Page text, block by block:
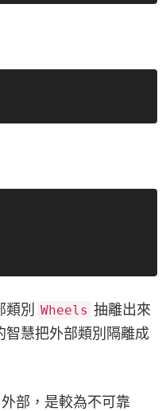
類別 Wheels 抽離出來
智慧把外部類別隔離成
部，是較為不可靠